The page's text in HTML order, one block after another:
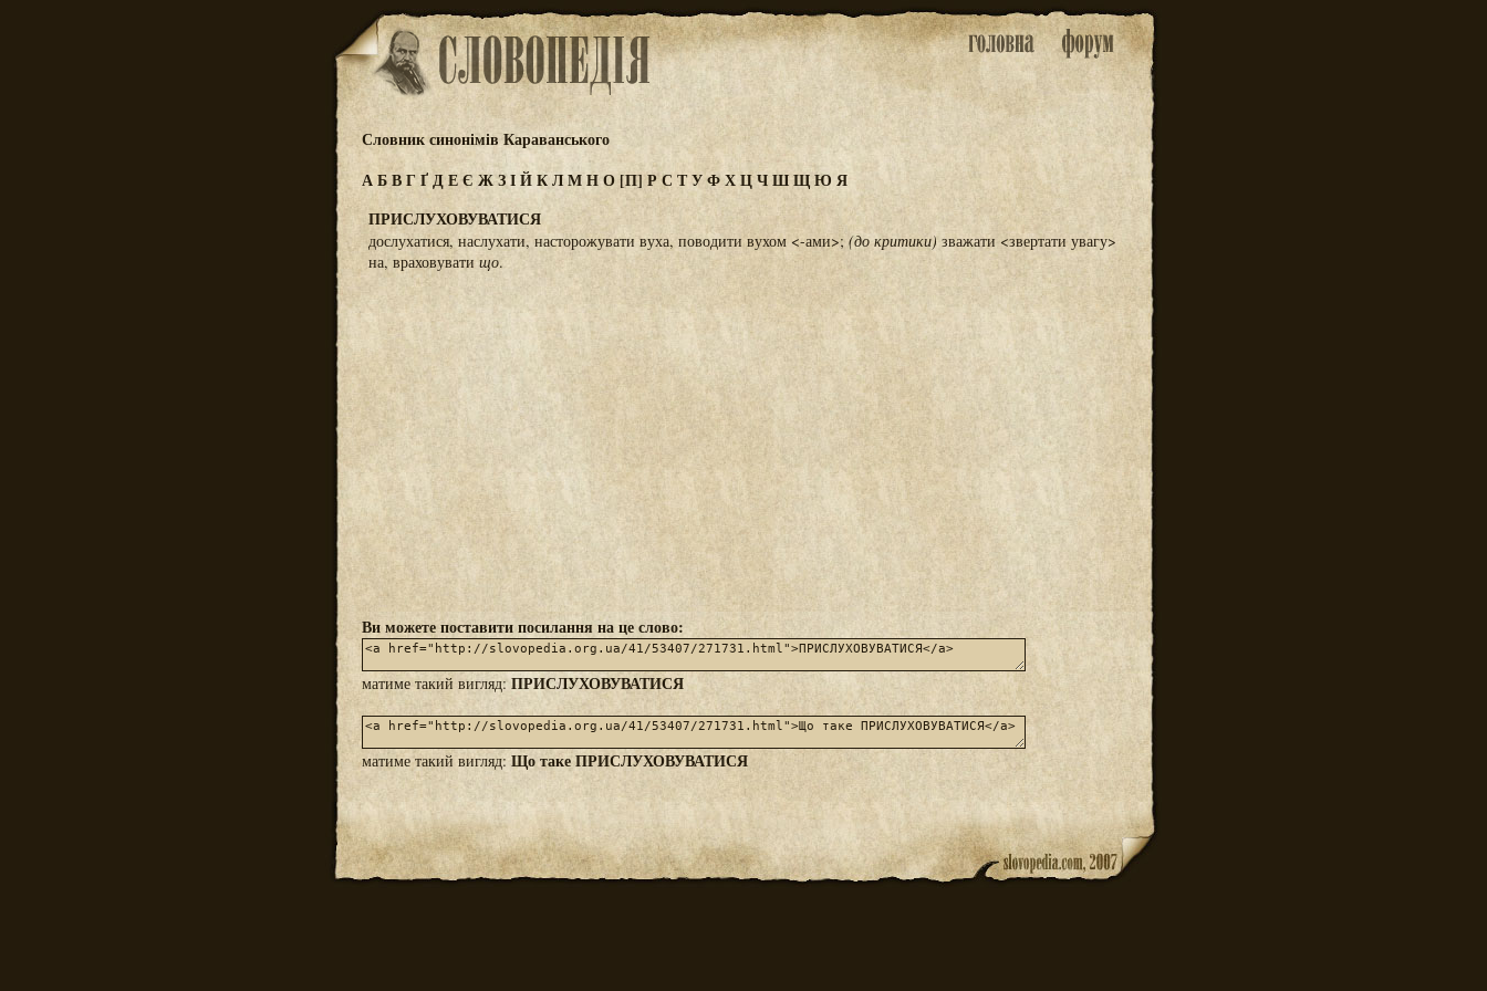
Словник синонімів Караванського
АБВГҐДЕЄ ЖЗІЙКЛМНО[П] РС ТУФХЦЧШЩЮ Я
ПРИСЛУХОВУВАТИСЯ
дослухатися, наслухати, насторожувати вуха, поводити вухом <-ами>;(до критики)зважати <звертати увагу>
на, враховуватищо.
Ви можете поставити посилання на це слово:
матиме такий вигляд:ПРИСЛУХОВУВАТИСЯ
матиме такий вигляд: Що таке ПРИСЛУХОВУВАТИСЯ